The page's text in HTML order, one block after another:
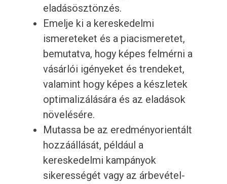
eladásösztönzés.
Emelje ki a kereskedelmi
ismereteket és a piacismeretet,
bemutatva, hogy képes felmérni a
vásárlói igényeket és trendeket,
valamint hogy képes a készletek
optimalizálására és az eladások
növelésére.
Mutassa be az eredményorientált
hozzáállását, például a
kereskedelmi kampányok
sikerességét vagy az árbevétel-